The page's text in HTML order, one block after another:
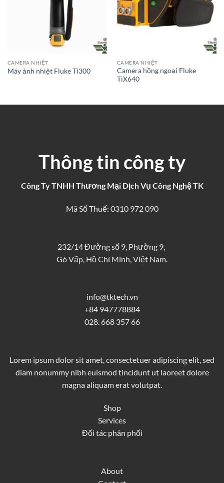
CAMERA NHIỆT
Máy ảnh nhiệt Fluke Ti300
CAMERA NHIỆT
Camera hồng ngoại Fluke
TiX640
Thông tin công ty
Công Ty TNHH Thương Mại Dịch Vụ Công Nghệ TK
Mã Số Thuế: 0310 972 090
232/14 Đường số 9, Phường 9,
Gò Vấp, Hồ Chí Minh, Việt Nam.
info@tktech.vn
+84 947778884
028. 668 357 66
Lorem ipsum dolor sit amet, consectetuer adipiscing elit, sed
diam nonummy nibh euismod tincidunt ut laoreet dolore
magna aliquam erat volutpat.
Shop
Services
Đối tác phân phối
About